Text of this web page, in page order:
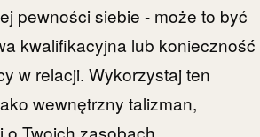
pewności siebie - może to być
kwalifikacyjna lub konieczność
w relacji. Wykorzystaj ten
wewnętrzny talizman,
o Twoich zasobach.